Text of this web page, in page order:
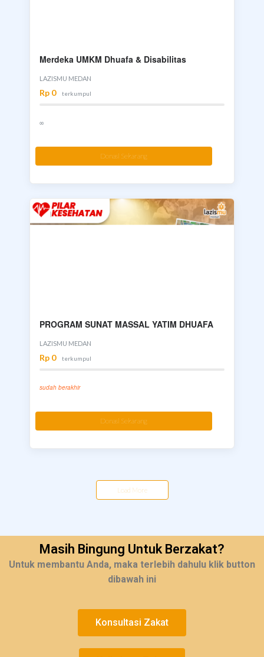
Merdeka UMKM Dhuafa & Disabilitas
LAZISMU MEDAN
Rp 0 terkumpul
∞
Donasi Sekarang
PROGRAM SUNAT MASSAL YATIM DHUAFA
LAZISMU MEDAN
Rp 0 terkumpul
sudah berakhir
Donasi Sekarang
Load More
Masih Bingung Untuk Berzakat?
Untuk membantu Anda, maka terlebih dahulu klik button
dibawah ini
Konsultasi Zakat